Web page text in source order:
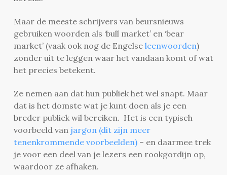
Maar de meeste schrijvers van beursnieuws
gebruiken woorden als ‘bull market’ en ‘bear
market’ (vaak ook nog de Engelse leenwoorden)
zonder uit te leggen waar het vandaan komt of wat
het precies betekent.
Ze nemen aan dat hun publiek het wel snapt. Maar
dat is het domste wat je kunt doen als je een
breder publiek wil bereiken. Het is een typisch
voorbeeld vanjargon (dit zijn meer
tenenkrommende voorbeelden)– en daarmee trek
je voor een deel van je lezers een rookgordijn op,
waardoor ze afhaken.